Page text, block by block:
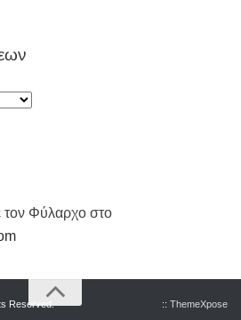
τον Φύλαρχο στο
Reserved. :: ThemeXpose